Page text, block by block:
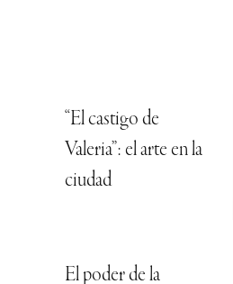
“El castigo de
Valeria”: el arte en la
ciudad
El poder de la